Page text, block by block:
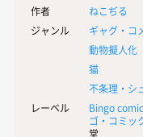
作者
ねこぢる
ジャンル
ギャグ・コ
動物擬人化
猫
不条理・シ
レーベル
Bingo
ゴ・コミッ
堂